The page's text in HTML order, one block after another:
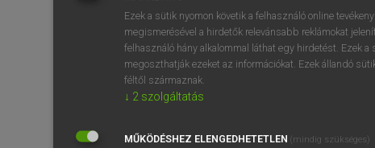
BELÉPÉS
Ezek a sütik nyomon követik a felhasználó online
megismerésével a hirdetők relevánsabb reklámokat
felhasználó hány alkalommal láthat egy hirdetést. Ezek
megoszthatják ezeket az információkat. Ezek állandó
féltől származnak.
↓ 2 szolgáltatás
MŰKÖDÉSHEZ ELENGEDHETETLEN (mindig szükséges)